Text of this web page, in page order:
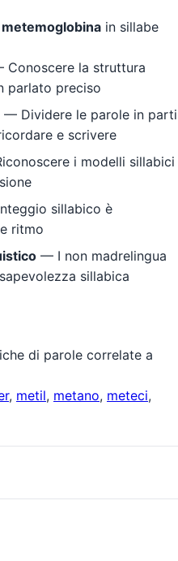
metemoglobina in sillabe
Conoscere la struttura
parlato preciso
— Dividere le parole in parti
e scrivere
i modelli sillabici
sillabico è
ritmo
— I non madrelingua
sillabica
di parole correlate a
, metil, metano, meteci,